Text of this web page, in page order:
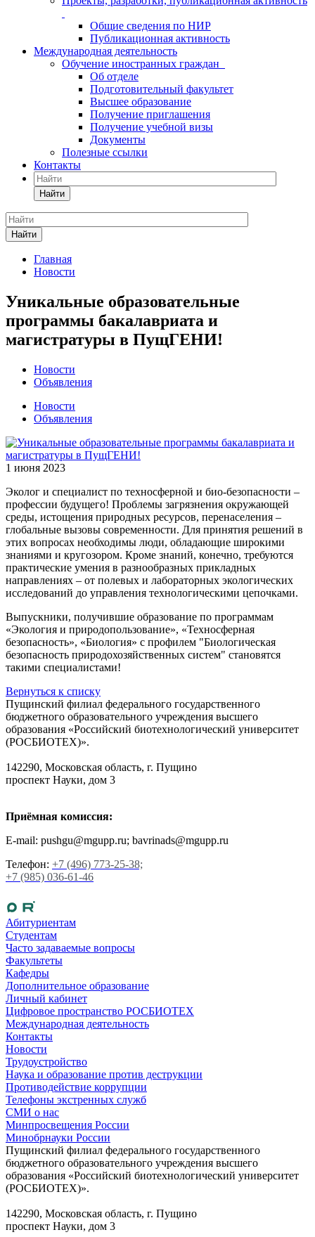
Общие сведения по НИР
Публикационная активность
Международная деятельность
Обучение иностранных граждан
Об отделе
Подготовительный факультет
Высшее образование
Получение приглашения
Получение учебной визы
Документы
Полезные ссылки
Контакты
Найти
Найти
Главная
Новости
Уникальные образовательные
программы бакалавриата и
магистратуры в ПущГЕНИ!
Новости
Объявления
Новости
Объявления
1 июня 2023
Эколог и специалист по техносферной и био-безопасности –
профессии будущего! Проблемы загрязнения окружающей
среды, истощения природных ресурсов, перенаселения –
глобальные вызовы современности. Для принятия решений в
этих вопросах необходимы люди, обладающие широкими
знаниями и кругозором. Кроме знаний, конечно, требуются
практические умения в разнообразных прикладных
направлениях – от полевых и лабораторных экологических
исследований до управления технологическими цепочками.
Выпускники, получившие образование по программам
«Экология и природопользование», «Техносферная
безопасность», «Биология» с профилем "Биологическая
безопасность природохозяйственных систем" становятся
такими специалистами!
Вернуться к списку
Пущинский филиал федерального государственного
бюджетного образовательного учреждения высшего
образования «Российский биотехнологический университет
(РОСБИОТЕХ)».
142290, Московская область, г. Пущино
проспект Науки, дом 3
Приёмная комиссия:
E-mail: pushgu@mgupp.ru; bavrinads@mgupp.ru
Телефон: +7 (496) 773-25-38;
+7 (985) 036-61-46
Абитуриентам
Студентам
Часто задаваемые вопросы
Факультеты
Кафедры
Дополнительное образование
Личный кабинет
Цифровое пространство РОСБИОТЕХ
Международная деятельность
Контакты
Новости
Трудоустройство
Наука и образование против деструкции
Противодействие коррупции
Телефоны экстренных служб
СМИ о нас
Минпросвещения России
Минобрнауки России
Пущинский филиал федерального государственного
бюджетного образовательного учреждения высшего
образования «Российский биотехнологический университет
(РОСБИОТЕХ)».
142290, Московская область, г. Пущино
проспект Науки, дом 3